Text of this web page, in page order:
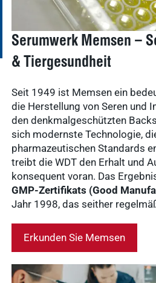
Häufige
Suchanfragen
Service
Serumwerk Memsen –
& Tiergesundheit
Seit 1949 ist Memsen ein
die Herstellung von Seren und
den denkmalgeschützten
sich modernste Technologie,
pharmazeutischen Standards
treibt die WDT den Erhalt und
konsequent voran. Das
GMP-Zertifikats (Good
Jahr 1998, das seither
Erkunden Sie Memsen